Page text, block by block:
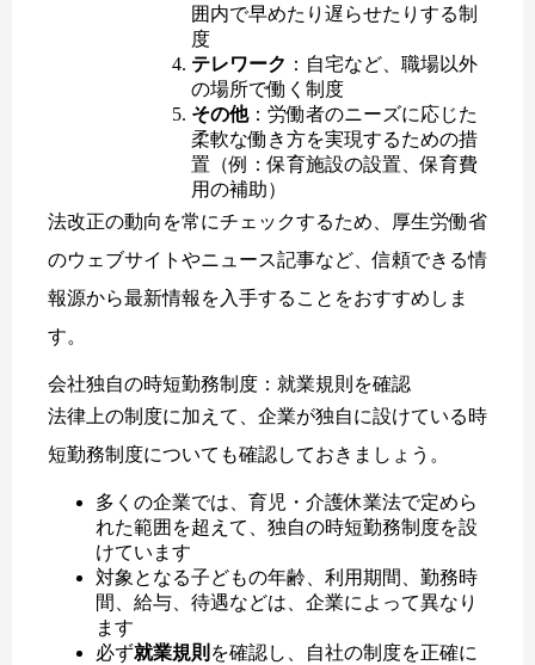
囲内で早めたり遅らせたりする制
度
テレワーク ：自宅など、職場以外
の場所で働く制度
その他：労働者のニーズに応じた
柔軟な働き方を実現するための措
置（例：保育施設の設置、保育費
用の補助）
法改正の動向を常にチェックするため、厚生労働省
のウェブサイトやニュース記事など、信頼できる情
報源から最新情報を入手することをおすすめしま
す。
会社独自の時短勤務制度：就業規則を確認
法律上の制度に加えて、企業が独自に設けている時
短勤務制度についても確認しておきましょう。
多くの企業では、育児・介護休業法で定めら
れた範囲を超えて、独自の時短勤務制度を設
けています
対象となる子どもの年齢、利用期間、勤務時
間、給与、待遇などは、企業によって異なり
ます
必ず就業規則 を確認し、自社の制度を正確に